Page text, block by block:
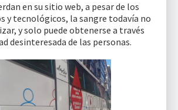
en su sitio web, a pesar de los
y tecnológicos, la sangre todavía no
y solo puede obtenerse a través
desinteresada de las personas.